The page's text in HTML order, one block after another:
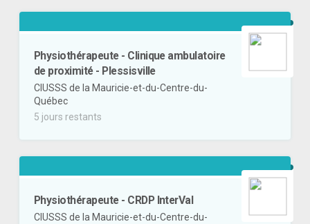
Physiothérapeute - Clinique ambulatoire
de proximité - Plessisville
CIUSSS de la Mauricie-et-du-Centre-du-
Québec
5 jours restants
Physiothérapeute - CRDP InterVal
CIUSSS de la Mauricie-et-du-Centre-du-